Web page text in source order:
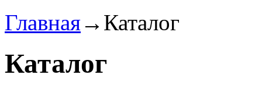
Главная→ Каталог
Каталог